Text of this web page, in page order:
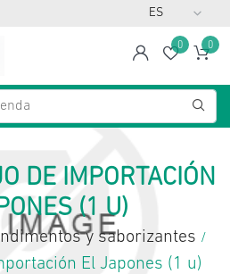
spanLista
0 0
DE IMPORTACIÓN
(1 U)
y saborizantes /
El Japones (1 u)